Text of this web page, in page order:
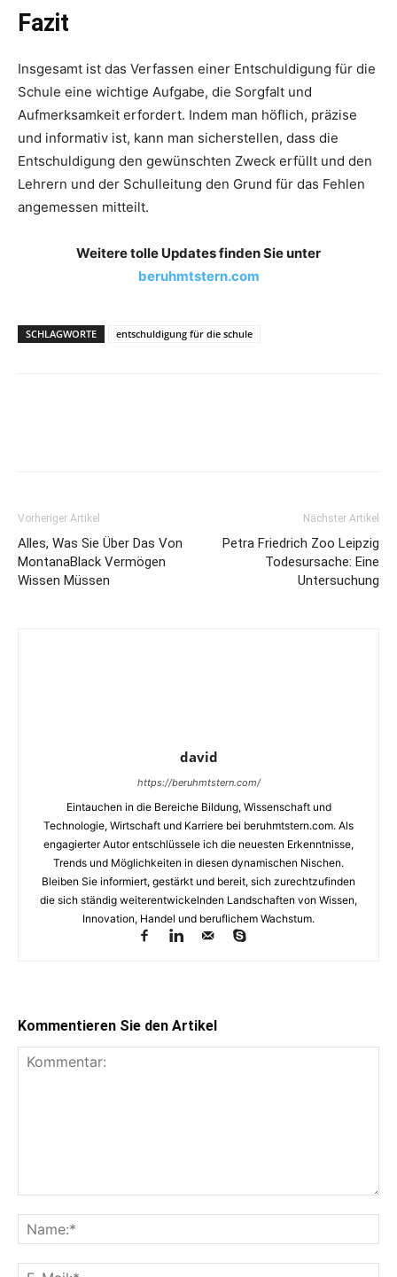
Fazit
Insgesamt ist das Verfassen einer Entschuldigung für die
Schule eine wichtige Aufgabe, die Sorgfalt und
Aufmerksamkeit erfordert. Indem man höflich, präzise
und informativ ist, kann man sicherstellen, dass die
Entschuldigung den gewünschten Zweck erfüllt und den
Lehrern und der Schulleitung den Grund für das Fehlen
angemessen mitteilt.
Weitere tolle Updates finden Sie unter
beruhmtstern.com
SCHLAGWORTE entschuldigung für die schule
Vorheriger Artikel
Alles, Was Sie Über Das Von
MontanaBlack Vermögen
Wissen Müssen
Nächster Artikel
Petra Friedrich Zoo Leipzig
Todesursache: Eine
Untersuchung
david
https://beruhmtstern.com/
Eintauchen in die Bereiche Bildung, Wissenschaft und
Technologie, Wirtschaft und Karriere bei beruhmtstern.com. Als
engagierter Autor entschlüssele ich die neuesten Erkenntnisse,
Trends und Möglichkeiten in diesen dynamischen Nischen.
Bleiben Sie informiert, gestärkt und bereit, sich zurechtzufinden
die sich ständig weiterentwickelnden Landschaften von Wissen,
Innovation, Handel und beruflichem Wachstum.
Kommentieren Sie den Artikel